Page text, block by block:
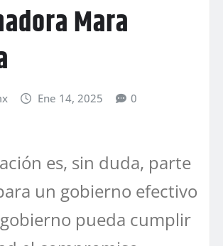
Mara
Ene 14, 2025 0
es, sin duda, parte
un gobierno efectivo
pueda cumplir